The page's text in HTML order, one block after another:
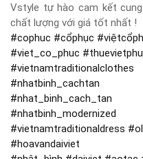
Vstyle tự hào cam kết
chất lượng với giá tốt nhất !
#cophuc #cổphục #
#viet_co_phuc #
#vietnamtraditionalclothes
#nhatbinh_cachtan
#nhat_binh_cach_tan
#nhatbinh_modernized
#vietnamtraditionaldress #
#hoavandaiviet